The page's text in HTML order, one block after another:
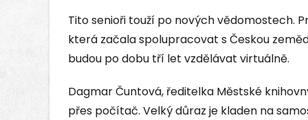
Tito senioři touží po nových vědomostech.
která začala spolupracovat s Českou
budou po dobu tří let vzdělávat virtuálně.
Dagmar Čuntová, ředitelka Městské
přes počítač. Velký důraz je kladen na